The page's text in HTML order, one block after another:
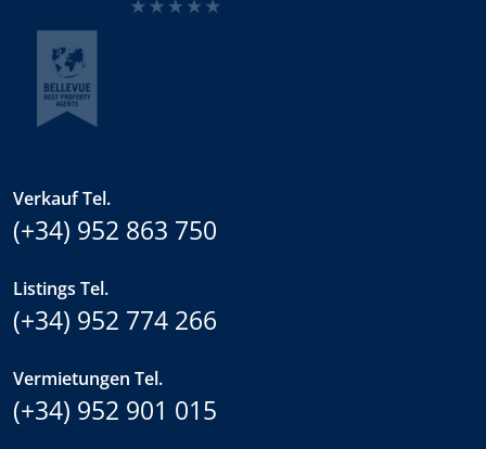
Verkauf Tel.
(+34) 952 863 750
Listings Tel.
(+34) 952 774 266
Vermietungen Tel.
(+34) 952 901 015